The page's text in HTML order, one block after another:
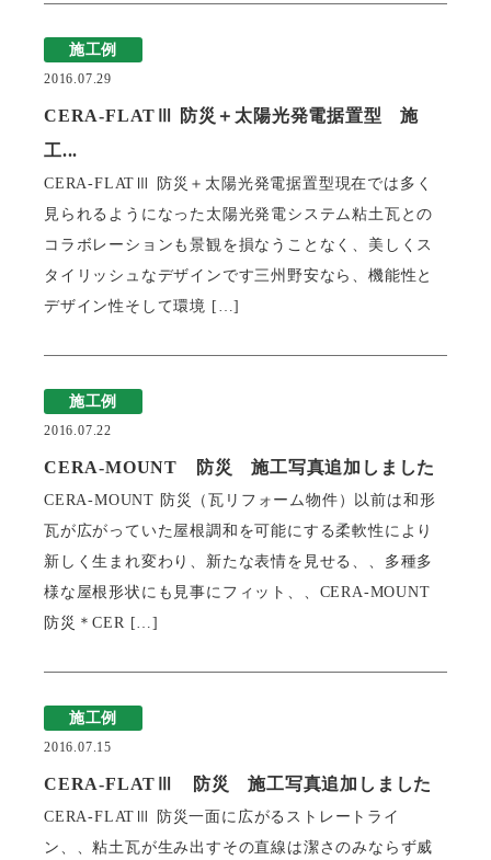
施工例
2016.07.29
CERA-FLATⅢ 防災＋太陽光発電据置型 施
工...
CERA-FLATⅢ 防災＋太陽光発電据置型現在では多く
見られるようになった太陽光発電システム粘土瓦との
コラボレーションも景観を損なうことなく、美しくス
タイリッシュなデザインです三州野安なら、機能性と
デザイン性そして環境 […]
施工例
2016.07.22
CERA-MOUNT 防災 施工写真追加しました
CERA-MOUNT 防災（瓦リフォーム物件）以前は和形
瓦が広がっていた屋根調和を可能にする柔軟性により
新しく生まれ変わり、新たな表情を見せる、、多種多
様な屋根形状にも見事にフィット、、CERA-MOUNT
防災＊CER […]
施工例
2016.07.15
CERA-FLATⅢ 防災 施工写真追加しました
CERA-FLATⅢ 防災一面に広がるストレートライ
ン、、粘土瓦が生み出すその直線は潔さのみならず威